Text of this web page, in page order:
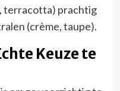
terracotta) prachtig
(crème, taupe).
Keuze te